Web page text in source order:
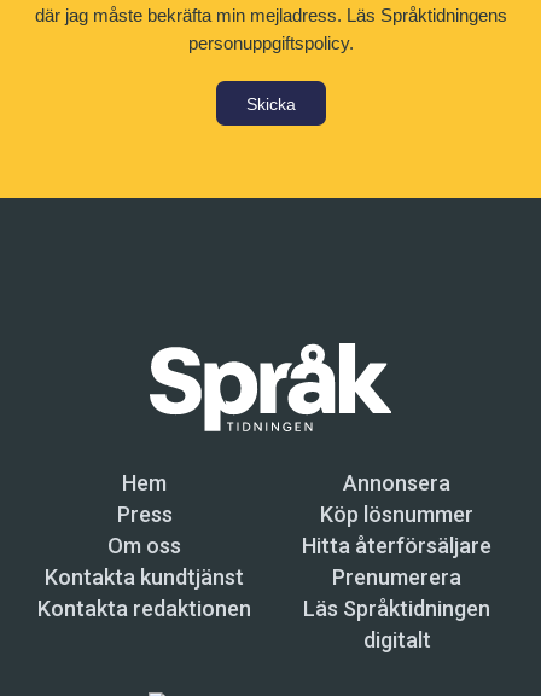
där jag måste bekräfta min mejladress. Läs Språktidningens
personuppgiftspolicy.
Skicka
Hem
Annonsera
Press
Köp lösnummer
Om oss
Hitta återförsäljare
Kontakta kundtjänst
Prenumerera
Kontakta redaktionen
Läs Språktidningen
digitalt